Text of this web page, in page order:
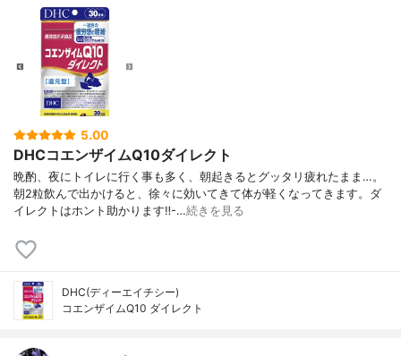
5.00
DHCコエンザイムQ10ダイレクト
晩酌、夜にトイレに行く事も多く、朝起きるとグッタリ疲れたまま…。
朝2粒飲んで出かけると、徐々に効いてきて体が軽くなってきます。ダ
イレクトはホント助かります‼︎-…続きを見る
DHC(ディーエイチシー)
コエンザイムQ10 ダイレクト